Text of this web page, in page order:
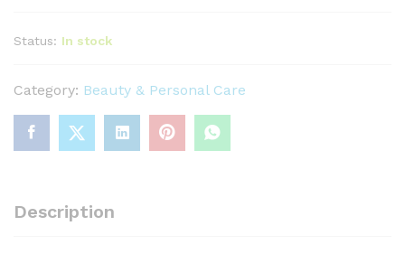
Status: In stock
Category: Beauty & Personal Care
Description